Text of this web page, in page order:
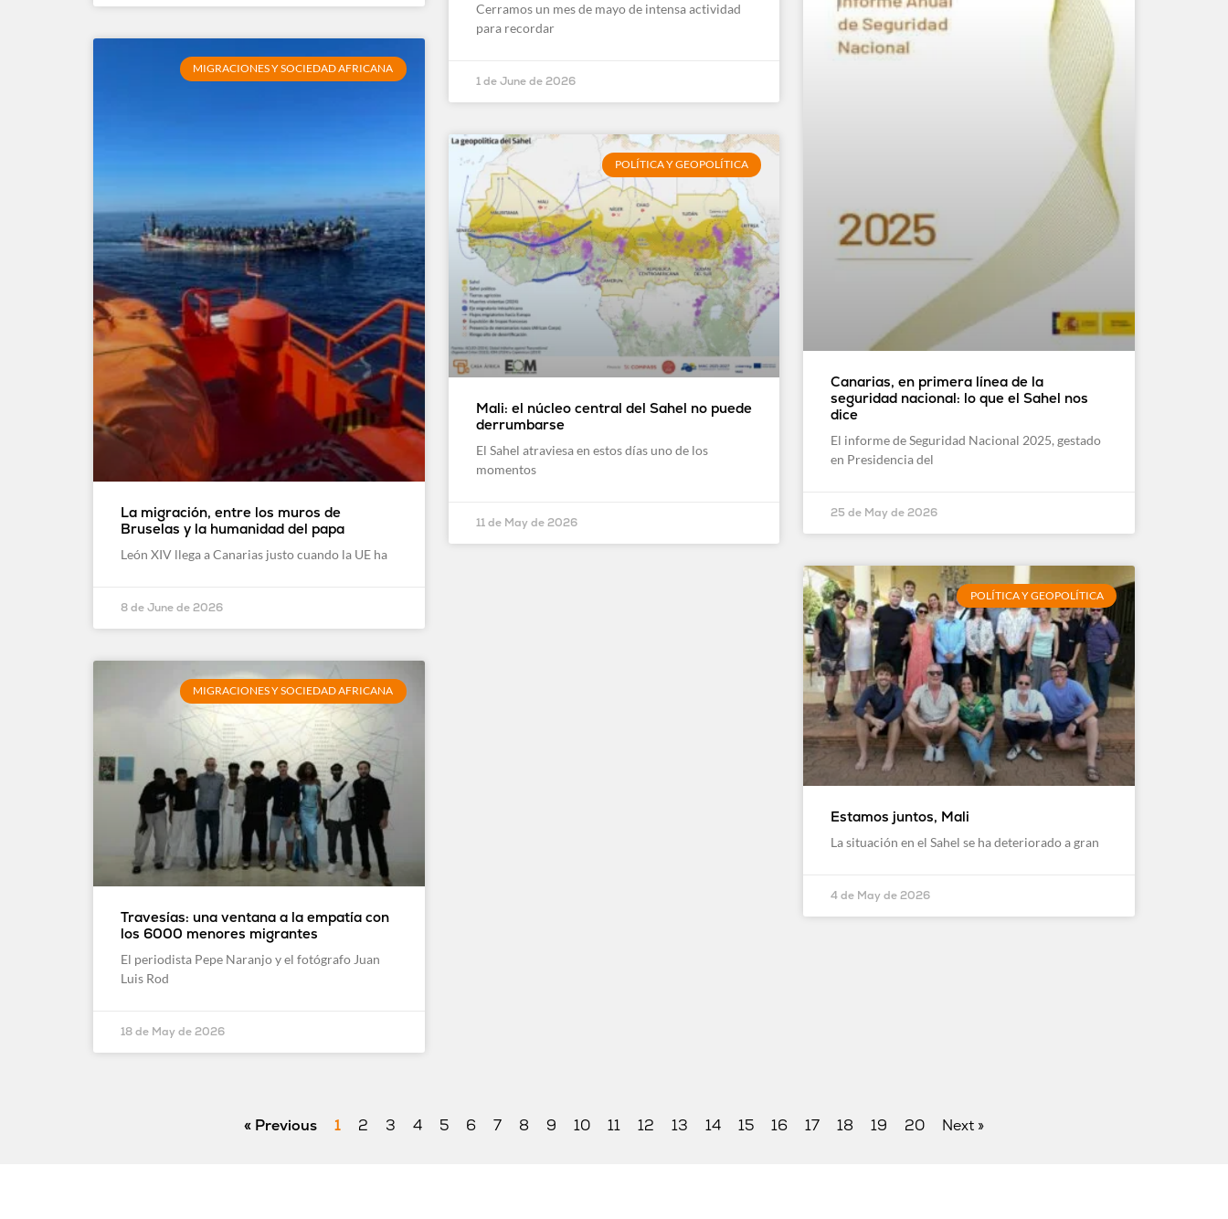
MIGRACIONES Y SOCIEDAD AFRICANA
La migración, entre los muros de
Bruselas y la humanidad del papa
León XIV llega a Canarias justo cuando la UE ha
8 de June de 2026
Cerramos un mes de mayo de intensa actividad
para recordar
1 de June de 2026
Canarias, en primera línea de la
seguridad nacional: lo que el Sahel nos
dice
El informe de Seguridad Nacional 2025, gestado
en Presidencia del
25 de May de 2026
MIGRACIONES Y SOCIEDAD AFRICANA
Travesías: una ventana a la empatía con
los 6000 menores migrantes
El periodista Pepe Naranjo y el fotógrafo Juan
Luis Rod
18 de May de 2026
POLÍTICA Y GEOPOLÍTICA
Mali: el núcleo central del Sahel no puede
derrumbarse
El Sahel atraviesa en estos días uno de los
momentos
11 de May de 2026
POLÍTICA Y GEOPOLÍTICA
Estamos juntos, Mali
La situación en el Sahel se ha deteriorado a gran
4 de May de 2026
« Previous 1 2 3 4 5 6 7 8 9 10 11 12 13 14 15 16 17 18 19 20 Next »